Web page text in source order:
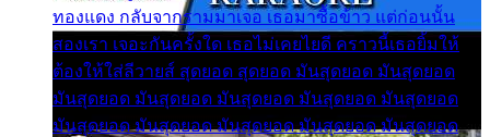
ทองแดง กลับจากรามมาเจอ เธอมาซื้อข้าว แต่ก่อนนั้น
สองเรา เจอะกันครั้งใด เธอไม่เคยไยดี คราวนี้เธอยิ้มให้
ต้องให้ใส่ลีวายส์ สุดยอด สุดยอด มันสุดยอด มันสุดยอด
มันสุดยอด มันสุดยอด มันสุดยอด มันสุดยอด มันสุดยอด
มันสุดยอด มันสุดยอด มันสุดยอด มันสุดยอด มันสุดยอด